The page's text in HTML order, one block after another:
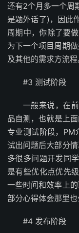
还有2个月多一个周
是题外话了)，因此
周期中，你除了要
为下一个项目周期
及其他的需求方流程
#3 测试阶段
一般来说，在
品自测，也就是上
专业测试阶段，PM
试出问题后大部分
多很多问题开发同
是有些优化点优先
一些时间和效率上
部分心得体会那里
#4 发布阶段